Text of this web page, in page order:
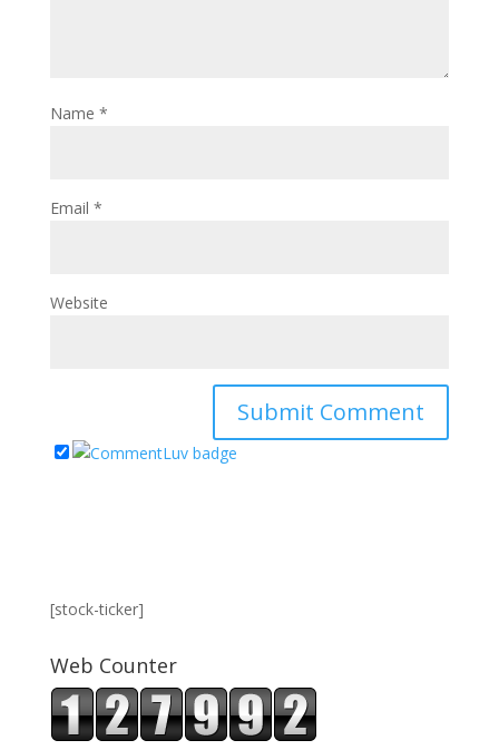
Name *
Email *
Website
[stock-ticker]
Web Counter